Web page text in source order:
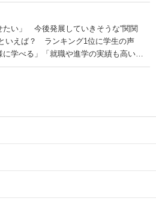
たい」 今後発展していきそうな“関関
いえば？ ランキング1位に学生の声
に学べる」「就職や進学の実績も高い」